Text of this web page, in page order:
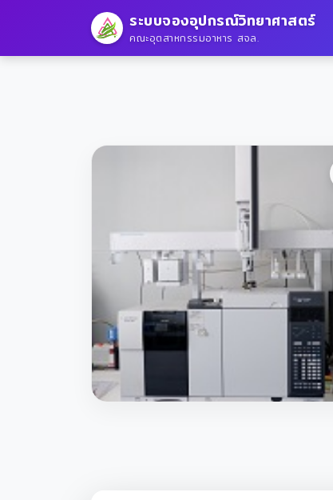
ระบบจองอุปกรณ์วิทยาศาสตร์
คณะอุตสาหกรรมอาหาร สจล.